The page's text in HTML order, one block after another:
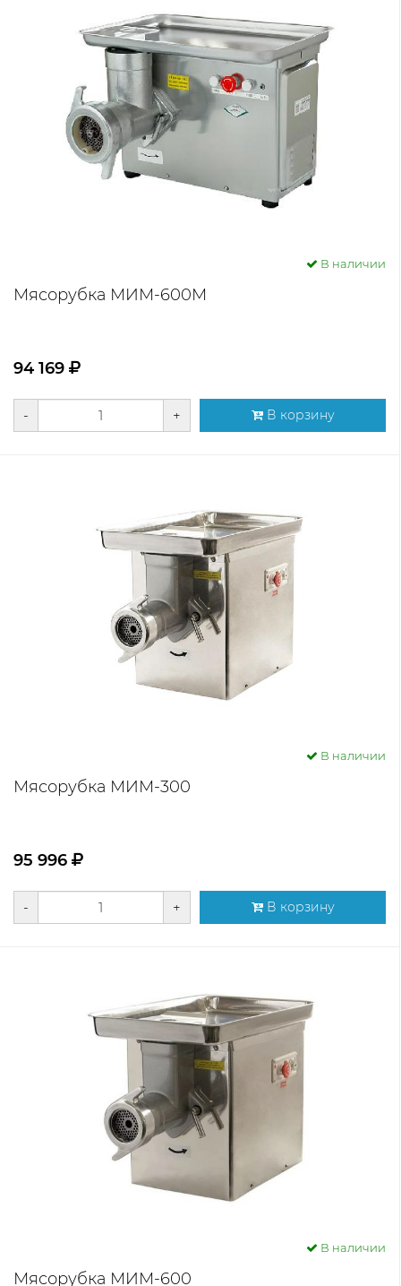
В наличии
Мясорубка МИМ-600М
94 169
- + В корзину
В наличии
Мясорубка МИМ-300
95 996
- + В корзину
В наличии
Мясорубка МИМ-600